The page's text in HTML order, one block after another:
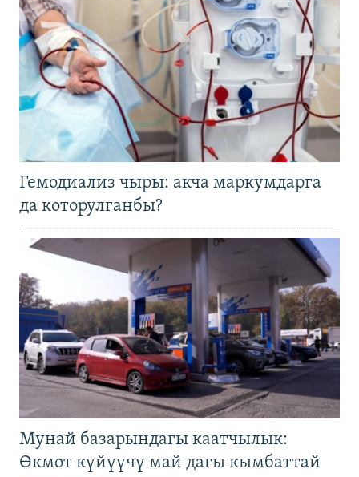
Гемодиализ чыры: акча маркумдарга
да которулганбы?
Мунай базарындагы каатчылык:
Өкмөт күйүүчү май дагы кымбаттай